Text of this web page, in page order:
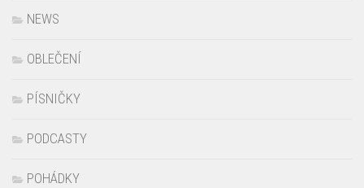
NEWS
OBLEČENÍ
PÍSNIČKY
PODCASTY
POHÁDKY